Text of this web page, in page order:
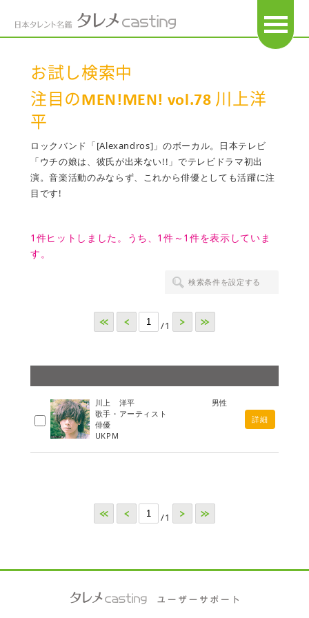
お試し検索中
注目のMEN!MEN! vol.78 川上洋
平
ロックバンド「[Alexandros]」のボーカル。日本テレビ
「ウチの娘は、彼氏が出来ない!!」でテレビドラマ初出
演。音楽活動のみならず、これから俳優としても活躍に注
目です!
1件ヒットしました。うち、1件～1件を表示していま
す。
検索条件を設定する
/1
> >>
川上 洋平
男性
歌手・アーティスト
俳優
UKPM
詳細
/1
> >>